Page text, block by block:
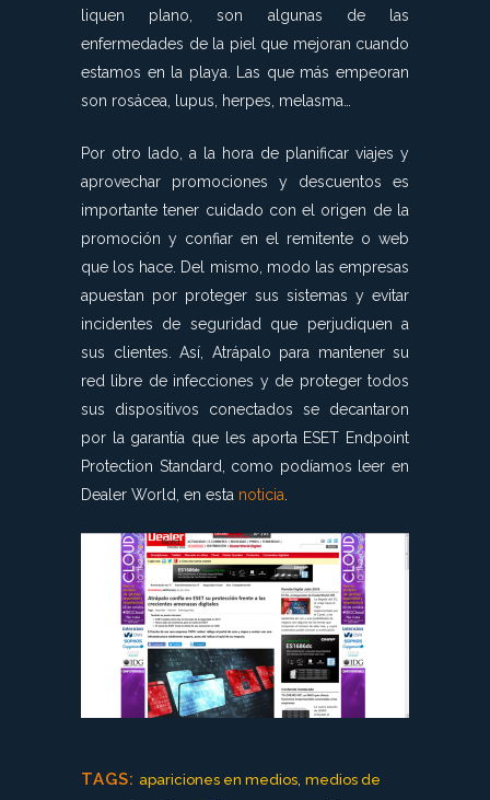
liquen plano, son algunas de las
enfermedades de la piel que mejoran cuando
estamos en la playa. Las que más empeoran
son rosácea, lupus, herpes, melasma…
Por otro lado, a la hora de planificar viajes y
aprovechar promociones y descuentos es
importante tener cuidado con el origen de la
promoción y confiar en el remitente o web
que los hace. Del mismo, modo las empresas
apuestan por proteger sus sistemas y evitar
incidentes de seguridad que perjudiquen a
sus clientes. Así, Atrápalo para mantener su
red libre de infecciones y de proteger todos
sus dispositivos conectados se decantaron
por la garantía que les aporta ESET Endpoint
Protection Standard, como podíamos leer en
Dealer World, en esta noticia
TAGS: apariciones en medios medios de